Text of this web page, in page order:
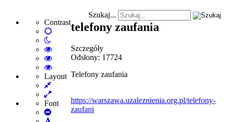
Contrast
Default
mode
High
Contrast
Black
White
High
Contrast
Black
High
Contrast
mode
Layout
Fixed
layout
Wide
layout
Font
Set
Szukaj...
telefony zaufania
Szczegóły
Odsłony: 17724
Telefony zaufania
https://warszawa.uzaleznienia.org.pl/telefony-
zaufani